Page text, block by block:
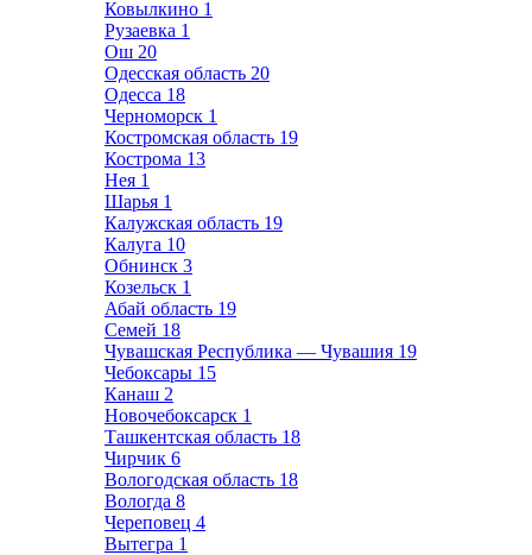
Ковылкино 1
Рузаевка 1
Ош 20
Одесская область 20
Одесса 18
Черноморск 1
Костромская область 19
Кострома 13
Нея 1
Шарья 1
Калужская область 19
Калуга 10
Обнинск 3
Козельск 1
Абай область 19
Семей 18
Чувашская Республика — Чувашия 19
Чебоксары 15
Канаш 2
Новочебоксарск 1
Ташкентская область 18
Чирчик 6
Вологодская область 18
Вологда 8
Череповец 4
Вытегра 1